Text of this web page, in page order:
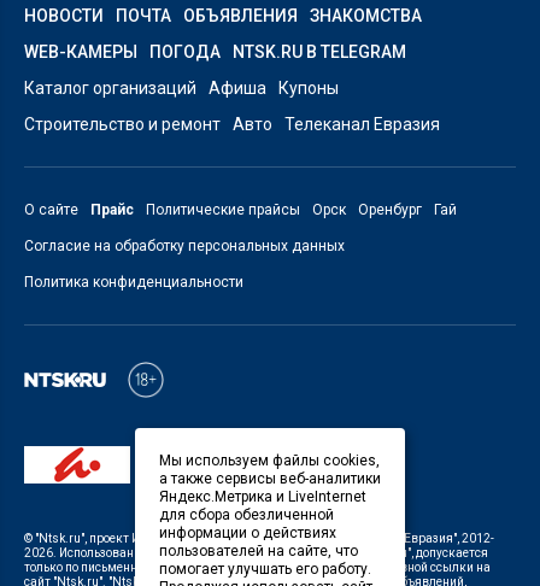
НОВОСТИ ПОЧТА ОБЪЯВЛЕНИЯ
ЗНАКОМСТВА
WEB-КАМЕРЫ
ПОГОДА
NTSK.RU В TELEGRAM
Каталог организаций
Афиша
Купоны
Строительство и ремонт
Авто Телеканал Евразия
О сайте Прайс Политические прайсы Орск Оренбург Гай
Согласие на обработку персональных данных
Политика конфиденциальности
© "Ntsk.ru" , проект ИП Савин В.В. Служба информации: ООО "ТРК "Евразия" , 2012-
2026. Использование материалов, размещенных на сайте
"Ntsk.ru" , допускается
только по письменному разрешению Редакции с указанием активной ссылки на
сайт "Ntsk.ru" "Ntsk.ru" не несет ответственности за содержание объявлений,
Мы используем файлы cookies,
а также сервисы веб-аналитики
Яндекс.Метрика и LiveInternet
для сбора обезличенной
информации о действиях
пользователей на сайте, что
помогает улучшать его работу.